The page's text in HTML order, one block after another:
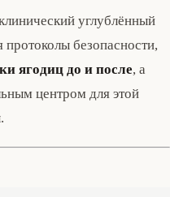
углублённый
протоколы безопасности,
ягодиц до и после, а
центром для этой